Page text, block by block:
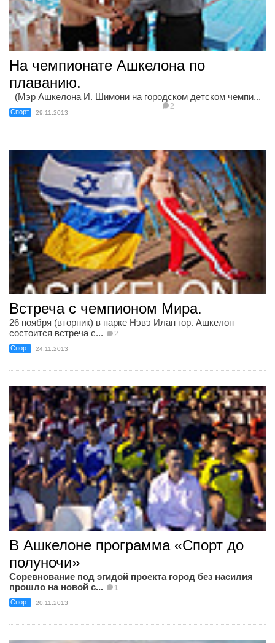
На чемпионате Ашкелона по
плаванию.
(Мэр Ашкелона И. Шимони на городском детском чемпи...
2
Спорт 29.11.2013
Встреча с чемпионом Мира.
26 ноября (вторник) в парке Нэвэ Илан гор. Ашкелон
состоится встреча с...
2
Спорт 24.11.2013
В Ашкелоне программа «Спорт до
полуночи»
Соревнование под эгидой проекта город без насилия
прошло на новой с...
1
Спорт 20.11.2013